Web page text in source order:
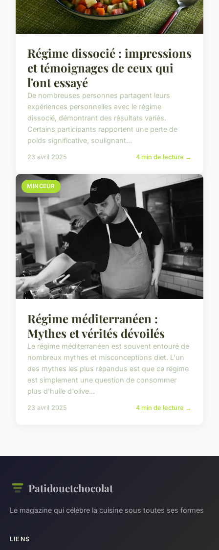
Régime dissocié : impressions
et témoignages de ceux qui
l'ont essayé
De nombreuses personnes partagent leurs
expériences personnelles avec le régime
dissocié, démontrant des résultats variés.
Certains participants rapportent une perte de
poids significative, soulignant...
23 avril 2025 4 min de lecture →
MINCEUR
Régime méditerranéen :
Mythes et vérités dévoilés
Le régime méditerranéen est souvent entouré de
nombreux mythes et misconceptions diet. L'un
des mythes les plus répandus est que ce régime
est simplement une question de consommer
plus d'huile d'olive...
23 avril 2025 4 min de lecture →
Patidouetchocolat
Le magazine qui célèbre la cuisine sous toutes ses formes
LIENS